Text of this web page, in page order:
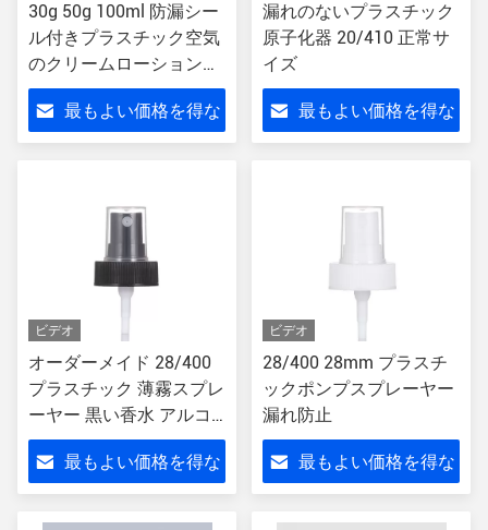
30g 50g 100ml 防漏シー
ル付きプラスチック空気
のクリームローションポ
ンプボトル
最もよい価格を得な
漏れのないプラスチック
原子化器 20/410 正常サ
イズ
最もよい価格を得な
ビデオ
オーダーメイド 28/400
プラスチック 薄霧スプレ
ーヤー 黒い香水 アルコ
ールポンプ
最もよい価格を得な
ビデオ
28/400 28mm プラスチ
ックポンプスプレーヤー
漏れ防止
最もよい価格を得な